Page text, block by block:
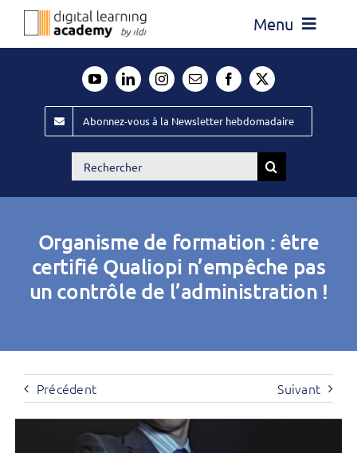
Passer
Menu
Évènements ILDI
Offres d’emploi
Publiez
Contact
Abonnez-vous à la Newsletter hebdomadaire
Rechercher:
Organisme de formation : être
certifié Qualiopi n’empêche pas
un contrôle de l’administration !
Précédent Suivant